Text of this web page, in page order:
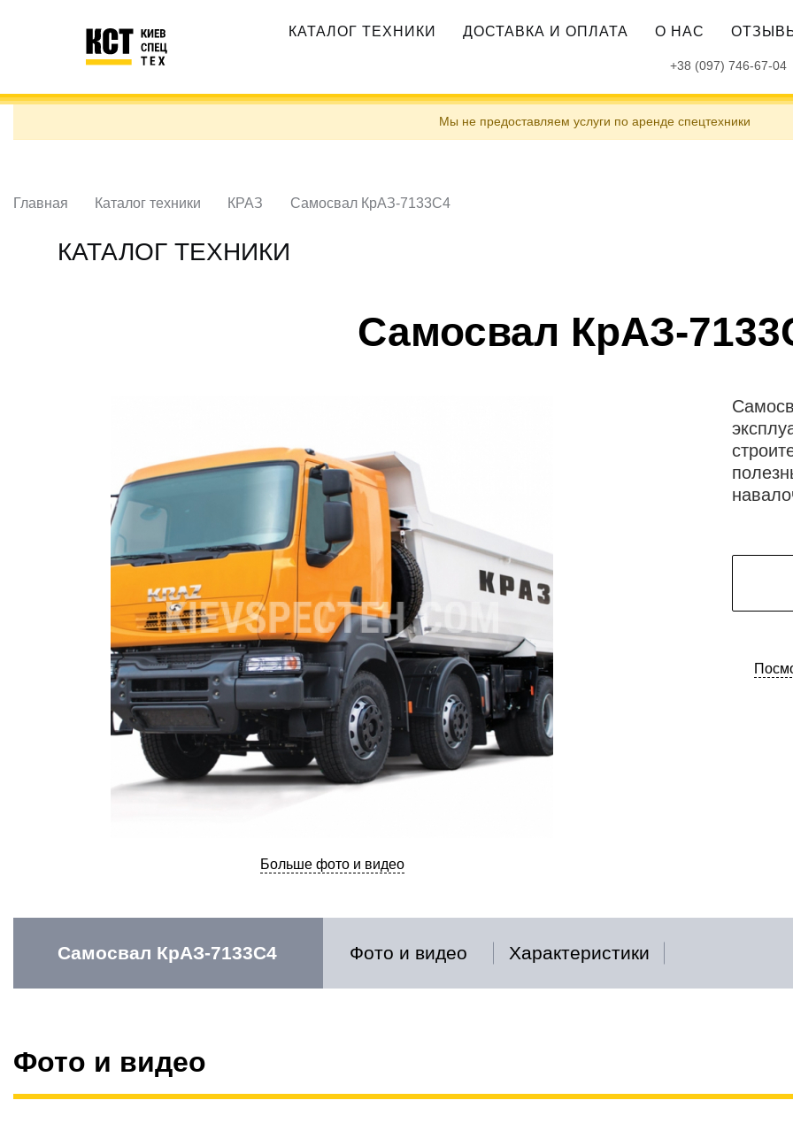
навигация
КАТАЛОГ ТЕХНИКИ ДОСТАВКА И ОПЛАТА О НАС
+38 (097) 746-67-04
Мы не предоставляем услуги по аренде спецтехники
Главная Каталог техники КРАЗ Самосвал КрАЗ-7133С4
КАТАЛОГ ТЕХНИКИ
Самосвал КрАЗ-
Больше фото и видео
Самосвал КрАЗ-7133С4 Фото и видео Характеристики
Фото и видео